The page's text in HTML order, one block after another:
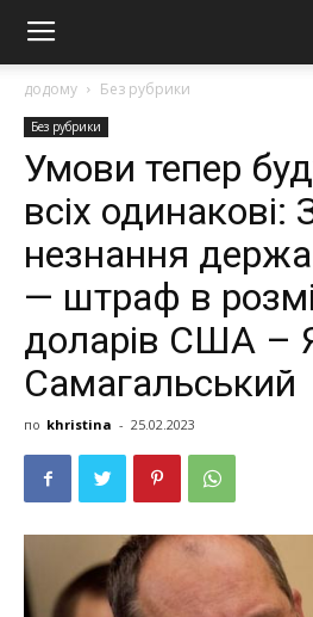
додому Без рубрики
Без рубрики
Умови тепер
всіх одинакові:
незнaння
— штраф в
доларів США –
Самагальський
по khristina - 25.02.2023